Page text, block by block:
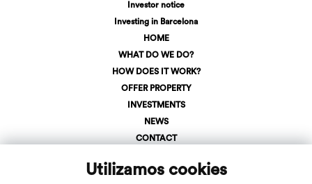
Utilizamos cookies
Investor notice
Investing in Barcelona
HOME
WHAT DO WE DO?
HOW DOES IT WORK?
OFFER PROPERTY
INVESTMENTS
NEWS
CONTACT
LOGIN